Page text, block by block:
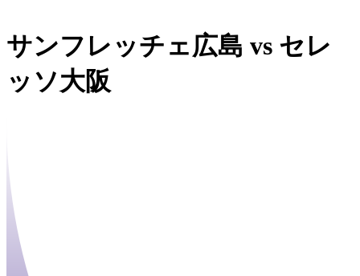
サンフレッチェ広島 vs セレ
ッソ大阪